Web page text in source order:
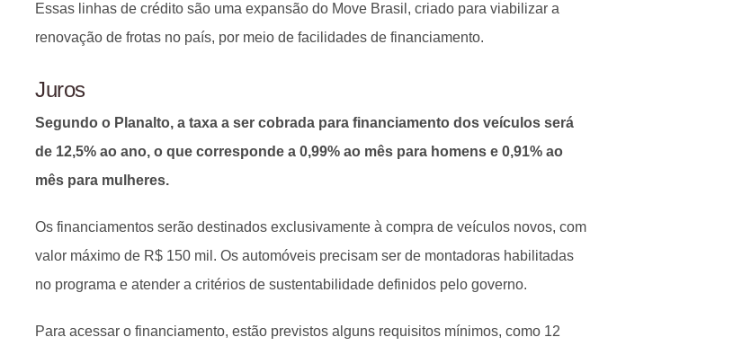
Essas linhas de crédito são uma expansão do Move Brasil, criado para viabilizar a
renovação de frotas no país, por meio de facilidades de financiamento.
Juros
Segundo o Planalto, a taxa a ser cobrada para financiamento dos veículos será
de 12,5% ao ano, o que corresponde a 0,99% ao mês para homens e 0,91% ao
mês para mulheres.
Os financiamentos serão destinados exclusivamente à compra de veículos novos, com
valor máximo de R$ 150 mil. Os automóveis precisam ser de montadoras habilitadas
no programa e atender a critérios de sustentabilidade definidos pelo governo.
Para acessar o financiamento, estão previstos alguns requisitos mínimos, como 12